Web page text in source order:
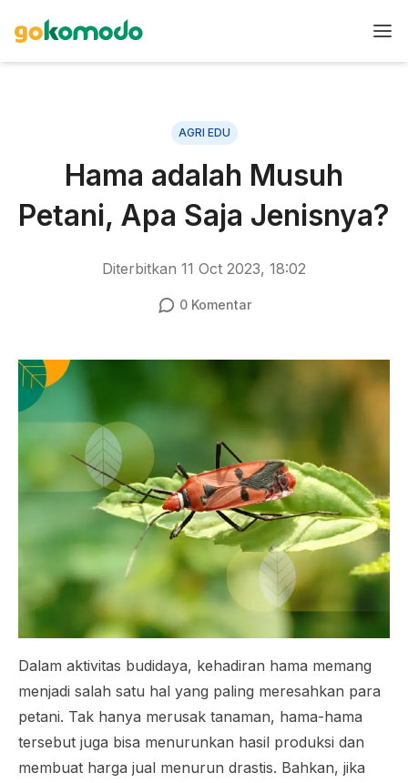
AGRI EDU
Hama adalah Musuh
Petani, Apa Saja Jenisnya?
Diterbitkan 11 Oct 2023, 18:02
0Komentar
Dalam aktivitas budidaya, kehadiran hama memang
menjadi salah satu hal yang paling meresahkan para
petani. Tak hanya merusak tanaman, hama-hama
tersebut juga bisa menurunkan hasil produksi dan
membuat harga jual menurun drastis. Bahkan, jika